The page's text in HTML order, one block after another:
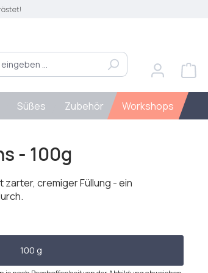
Süßes Zubehör Workshops
- 100g
cremiger Füllung - ein
100 g